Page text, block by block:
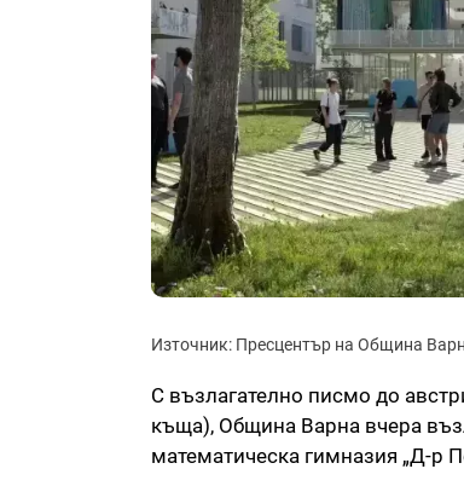
Източник: Пресцентър на Община
С възлагателно писмо до
къща), Община Варна вчера
математическа гимназия „Д-р